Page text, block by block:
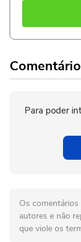
Para poder
Os comentários
autores e não
que viole os